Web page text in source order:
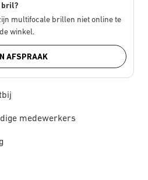
bril?
multifocale brillen niet online te
winkel.
AFSPRAAK
medewerkers